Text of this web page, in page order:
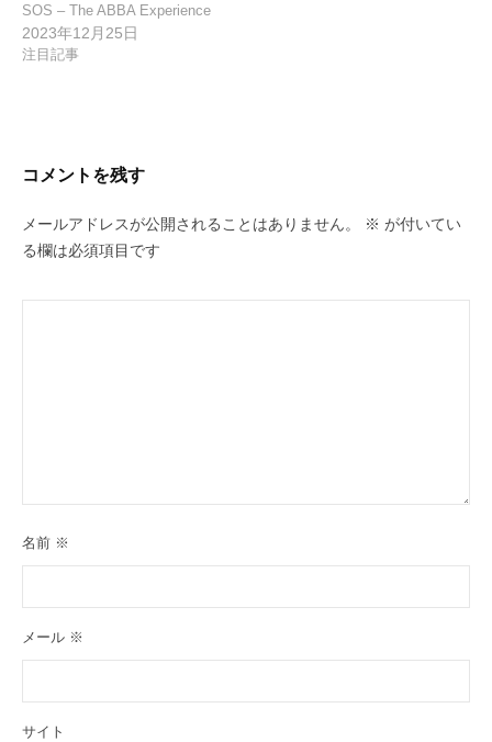
SOS – The ABBA Experience
2023年12月25日
注目記事
コメントを残す
メールアドレスが公開されることはありません。 ※ が付いてい
る欄は必須項目です
名前 ※
メール ※
サイト